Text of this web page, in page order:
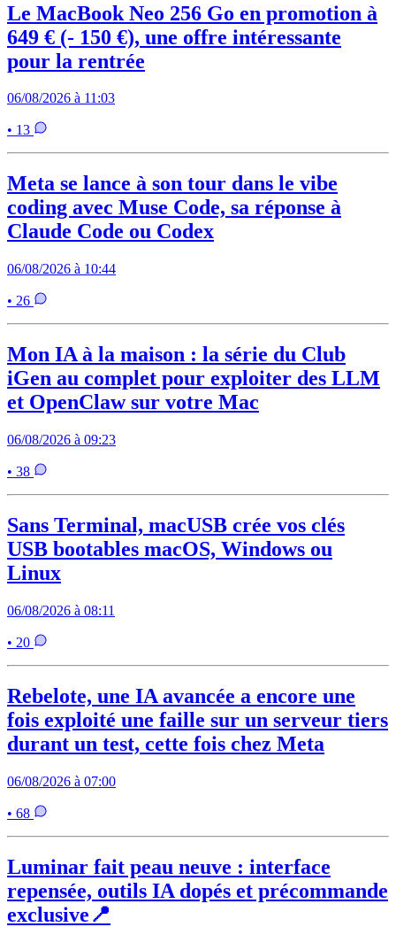
Le MacBook Neo 256 Go en promotion à
649 € (- 150 €), une offre intéressante
pour la rentrée
06/08/2026 à 11:03
• 13
Meta se lance à son tour dans le vibe
coding avec Muse Code, sa réponse à
Claude Code ou Codex
06/08/2026 à 10:44
• 26
Mon IA à la maison : la série du Club
iGen au complet pour exploiter des LLM
et OpenClaw sur votre Mac
06/08/2026 à 09:23
• 38
Sans Terminal, macUSB crée vos clés
USB bootables macOS, Windows ou
Linux
06/08/2026 à 08:11
• 20
Rebelote, une IA avancée a encore une
fois exploité une faille sur un serveur tiers
durant un test, cette fois chez Meta
06/08/2026 à 07:00
• 68
Luminar fait peau neuve : interface
repensée, outils IA dopés et précommande
exclusive📍